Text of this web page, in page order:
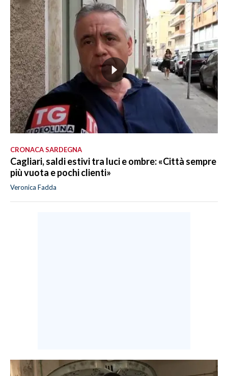
CRONACA SARDEGNA
Cagliari, saldi estivi tra luci e ombre: «Città sempre
più vuota e pochi clienti»
Veronica Fadda